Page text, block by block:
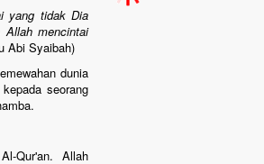
yang tidak Dia
mencintai
Abi Syaibah)
dunia
seorang
Qur'an. Allah